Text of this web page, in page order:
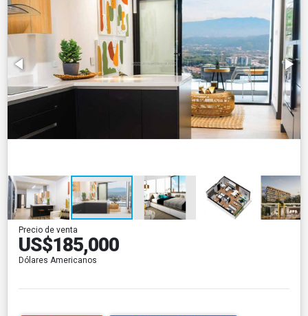
Precio de venta
US$185,000
Dólares Americanos